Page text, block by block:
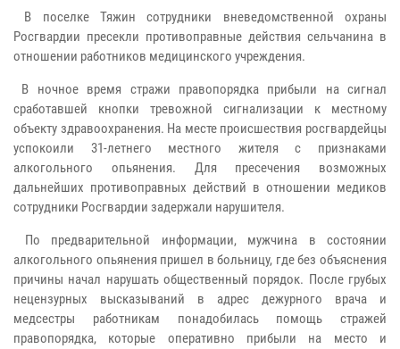
В поселке Тяжин сотрудники вневедомственной охраны
Росгвардии пресекли противоправные действия сельчанина в
отношении работников медицинского учреждения.
В ночное время стражи правопорядка прибыли на сигнал
сработавшей кнопки тревожной сигнализации к местному
объекту здравоохранения. На месте происшествия росгвардейцы
успокоили 31-летнего местного жителя с признаками
алкогольного опьянения. Для пресечения возможных
дальнейших противоправных действий в отношении медиков
сотрудники Росгвардии задержали нарушителя.
По предварительной информации, мужчина в состоянии
алкогольного опьянения пришел в больницу, где без объяснения
причины начал нарушать общественный порядок. После грубых
нецензурных высказываний в адрес дежурного врача и
медсестры работникам понадобилась помощь стражей
правопорядка, которые оперативно прибыли на место и